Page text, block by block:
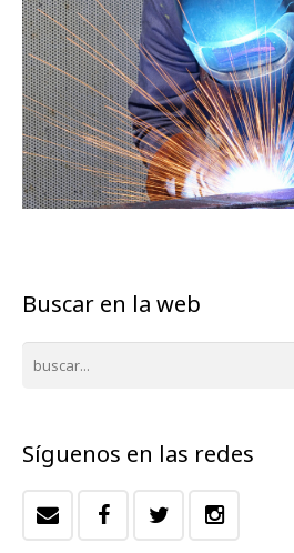
Buscar en la web
Síguenos en las redes